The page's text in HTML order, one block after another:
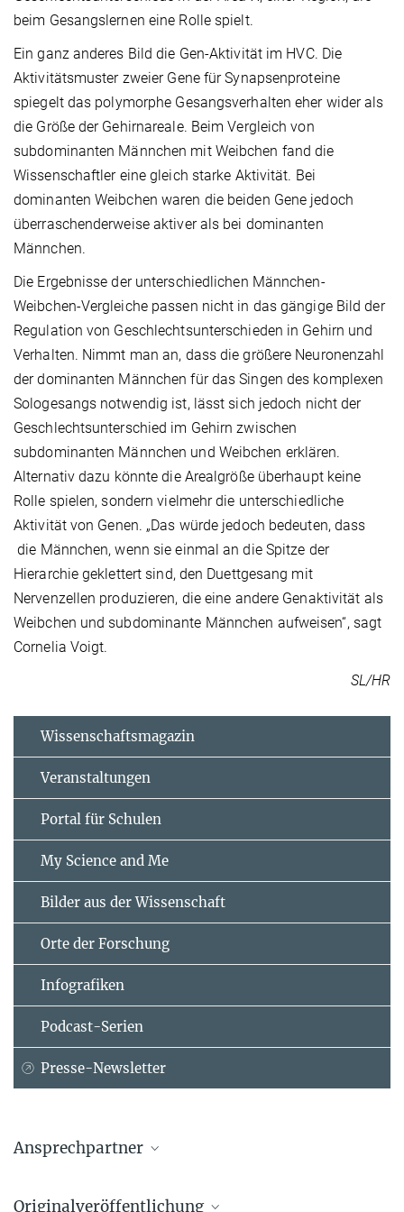
beim Gesangslernen eine Rolle spielt.
Ein ganz anderes Bild die Gen-Aktivität im HVC. Die
Aktivitätsmuster zweier Gene für Synapsenproteine
spiegelt das polymorphe Gesangsverhalten eher wider als
die Größe der Gehirnareale. Beim Vergleich von
subdominanten Männchen mit Weibchen fand die
Wissenschaftler eine gleich starke Aktivität. Bei
dominanten Weibchen waren die beiden Gene jedoch
überraschenderweise aktiver als bei dominanten
Männchen.
Die Ergebnisse der unterschiedlichen Männchen-
Weibchen-Vergleiche passen nicht in das gängige Bild der
Regulation von Geschlechtsunterschieden in Gehirn und
Verhalten. Nimmt man an, dass die größere Neuronenzahl
der dominanten Männchen für das Singen des komplexen
Sologesangs notwendig ist, lässt sich jedoch nicht der
Geschlechtsunterschied im Gehirn zwischen
subdominanten Männchen und Weibchen erklären.
Alternativ dazu könnte die Arealgröße überhaupt keine
Rolle spielen, sondern vielmehr die unterschiedliche
Aktivität von Genen. „Das würde jedoch bedeuten, dass
die Männchen, wenn sie einmal an die Spitze der
Hierarchie geklettert sind, den Duettgesang mit
Nervenzellen produzieren, die eine andere Genaktivität als
Weibchen und subdominante Männchen aufweisen“, sagt
Cornelia Voigt.
SL/HR
Wissenschaftsmagazin
Veranstaltungen
Portal für Schulen
My Science and Me
Bilder aus der Wissenschaft
Orte der Forschung
Infografiken
Podcast-Serien
Presse-Newsletter
Ansprechpartner
Originalveröffentlichung